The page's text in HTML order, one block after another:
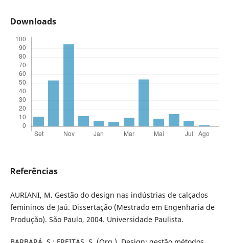
Downloads
Referências
AURIANI, M. Gestão do design nas indústrias de calçados
femininos de Jaú. Dissertação (Mestrado em Engenharia de
Produção). São Paulo, 2004. Universidade Paulista.